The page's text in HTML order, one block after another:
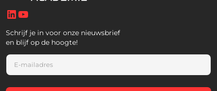
LinkedIn
Schrijf je in voor onze nieuwsbrief
en blijf op de hoogte!
E
a
i